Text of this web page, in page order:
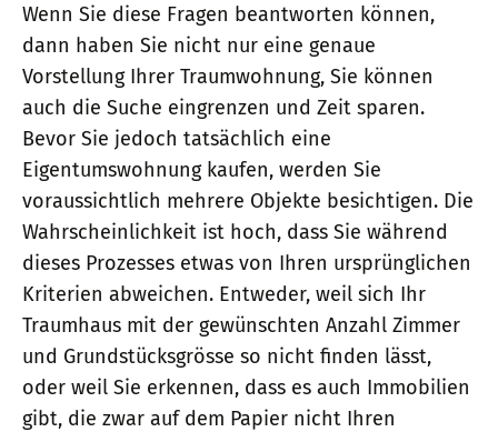
Wenn Sie diese Fragen beantworten können,
dann haben Sie nicht nur eine genaue
Vorstellung Ihrer Traumwohnung, Sie können
auch die Suche eingrenzen und Zeit sparen.
Bevor Sie jedoch tatsächlich eine
Eigentumswohnung kaufen, werden Sie
voraussichtlich mehrere Objekte besichtigen. Die
Wahrscheinlichkeit ist hoch, dass Sie während
dieses Prozesses etwas von Ihren ursprünglichen
Kriterien abweichen. Entweder, weil sich Ihr
Traumhaus mit der gewünschten Anzahl Zimmer
und Grundstücksgrösse so nicht finden lässt,
oder weil Sie erkennen, dass es auch Immobilien
gibt, die zwar auf dem Papier nicht Ihren